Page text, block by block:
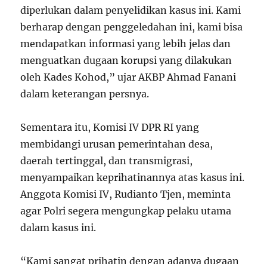
diperlukan dalam penyelidikan kasus ini. Kami
berharap dengan penggeledahan ini, kami bisa
mendapatkan informasi yang lebih jelas dan
menguatkan dugaan korupsi yang dilakukan
oleh Kades Kohod,” ujar AKBP Ahmad Fanani
dalam keterangan persnya.
Sementara itu, Komisi IV DPR RI yang
membidangi urusan pemerintahan desa,
daerah tertinggal, dan transmigrasi,
menyampaikan keprihatinannya atas kasus ini.
Anggota Komisi IV, Rudianto Tjen, meminta
agar Polri segera mengungkap pelaku utama
dalam kasus ini.
“Kami sangat prihatin dengan adanya dugaan